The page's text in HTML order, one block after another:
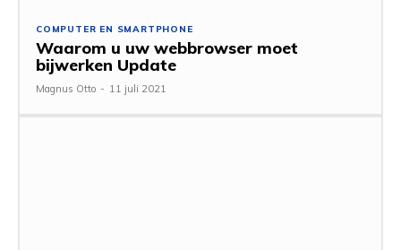
COMPUTER EN SMARTPHONE
Waarom u uw webbrowser moet
bijwerken Update
Magnus Otto - 11 juli 2021